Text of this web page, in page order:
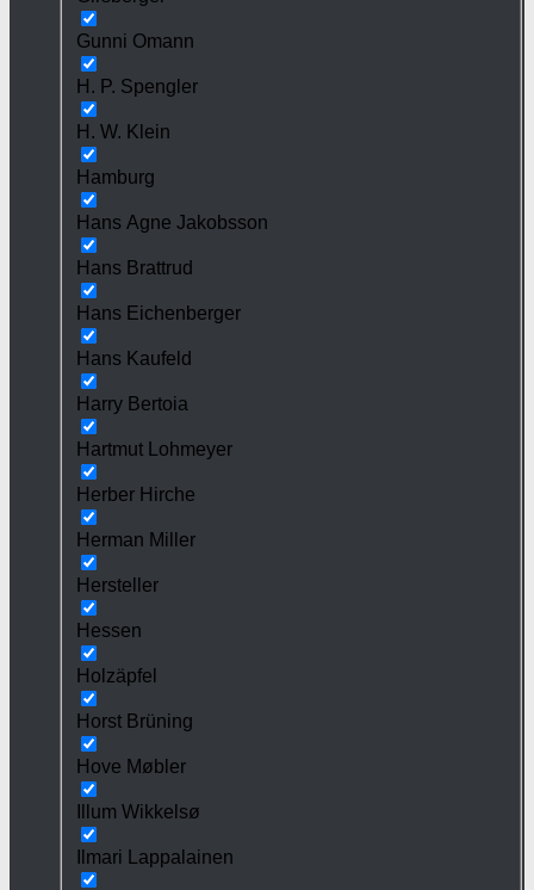
Gunni Omann
H. P. Spengler
H. W. Klein
Hamburg
Hans Agne Jakobsson
Hans Brattrud
Hans Eichenberger
Hans Kaufeld
Harry Bertoia
Hartmut Lohmeyer
Herber Hirche
Herman Miller
Hersteller
Hessen
Holzäpfel
Horst Brüning
Hove Møbler
Illum Wikkelsø
Ilmari Lappalainen